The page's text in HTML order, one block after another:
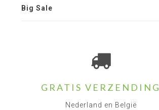
Big Sale
GRATIS VERZENDING
Nederland en België